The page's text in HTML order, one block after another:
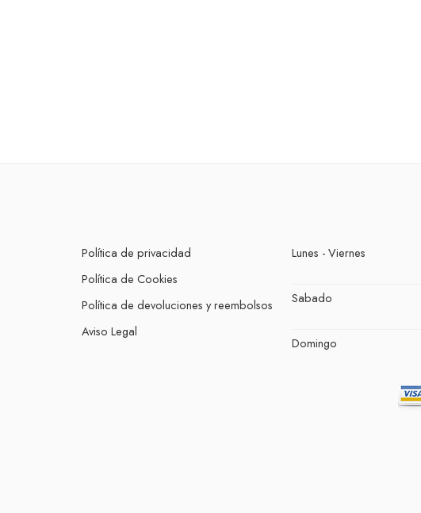
Política de privacidad
Política de Cookies
Política de devoluciones y reembolsos
Aviso Legal
Lunes - Viernes
Sabado
Domingo